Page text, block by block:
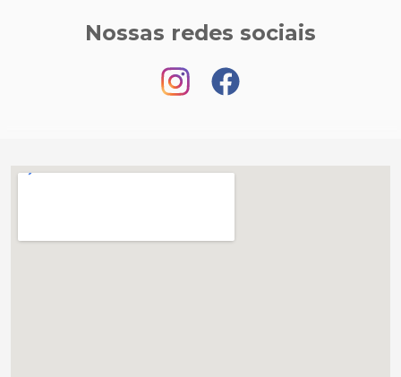
Nossas redes sociais